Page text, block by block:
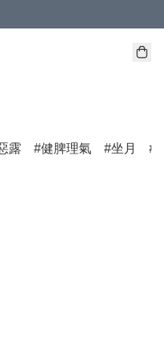
露 健脾理氣 坐月